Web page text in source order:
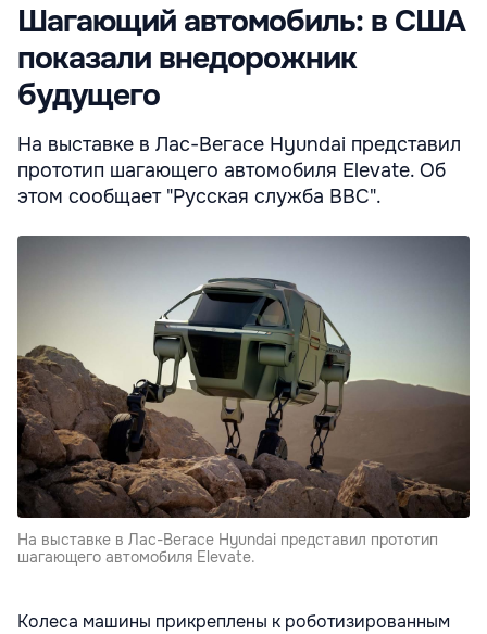
Шагающий автомобиль: в США
показали внедорожник
будущего
На выставке в Лас-Вегасе Hyundai представил
прототип шагающего автомобиля Elevate. Об
этом сообщает "Русская служба ВВС".
На выставке в Лас-Вегасе Hyundai представил прототип
шагающего автомобиля Elevate.
Колеса машины прикреплены к роботизированным